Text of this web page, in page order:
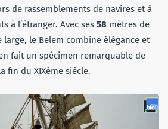
de rassemblements de navires et à
à l’étranger. Avec ses 58 mètres de
large, le Belem combine élégance et
fait un spécimen remarquable de
fin du XIXème siècle.